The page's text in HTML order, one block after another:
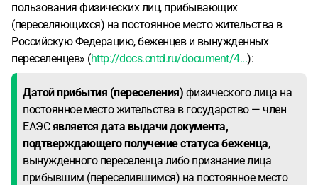
пользования физических лиц, прибывающих
(переселяющихся) на постоянное место жительства в
Российскую Федерацию, беженцев и вынужденных
переселенцев» (http://docs.cntd.ru/document/4...):
Датой прибытия (переселения) физического лица на
постоянное место жительства в государство — член
ЕАЭСявляется дата выдачи документа,
подтверждающего получение статуса беженца,
вынужденного переселенца либо признание лица
прибывшим (переселившимся) на постоянное место